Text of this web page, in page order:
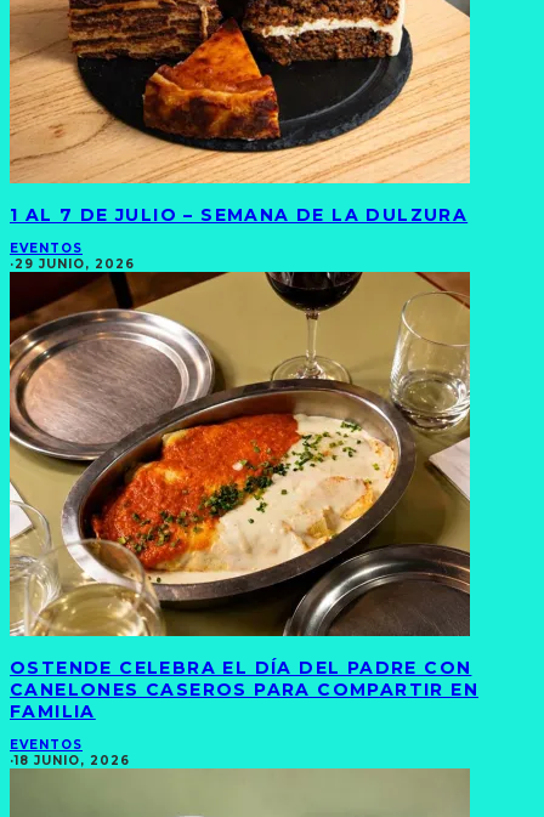
1 AL 7 DE JULIO – SEMANA DE LA DULZURA
EVENTOS
·29 JUNIO, 2026
OSTENDE CELEBRA EL DÍA DEL PADRE CON
CANELONES CASEROS PARA COMPARTIR EN
FAMILIA
EVENTOS
·18 JUNIO, 2026